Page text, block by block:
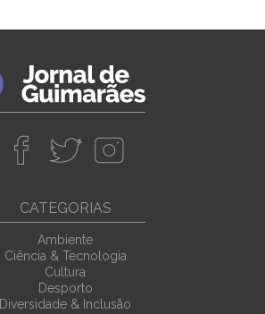
CATEGORIAS
Ambiente
Ciência & Tecnologia
Cultura
Desporto
Diversidade & Inclusão